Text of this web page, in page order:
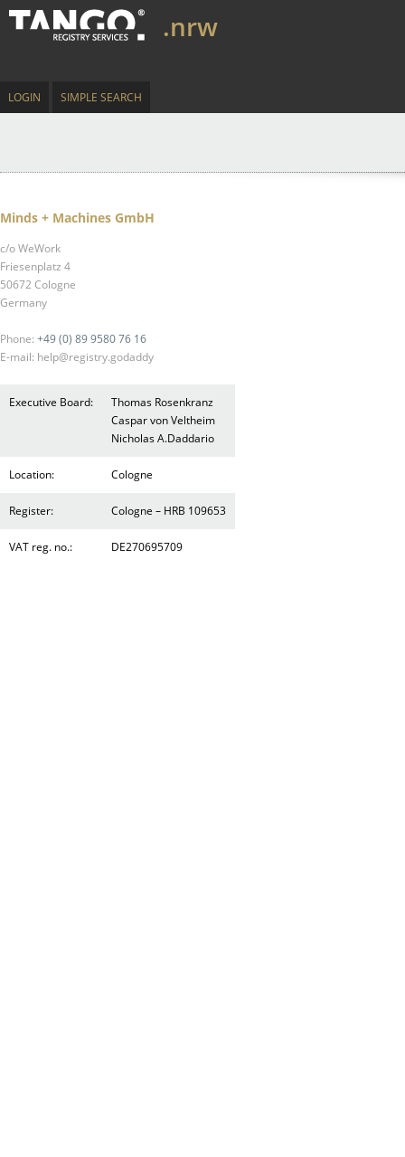
.nrw
LOGIN SIMPLE SEARCH
Minds + Machines GmbH
c/o WeWork
Friesenplatz 4
50672 Cologne
Germany
Phone: +49 (0) 89 9580 76 16
E-mail: help@registry.godaddy
Executive Board:
Thomas Rosenkranz
Caspar von Veltheim
Nicholas A.Daddario
Location: Cologne
Register: Cologne – HRB 109653
VAT reg. no.: DE270695709